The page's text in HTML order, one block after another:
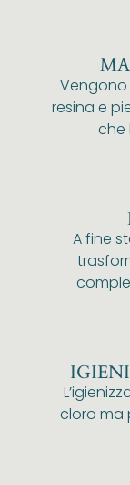
resina e
che
A fine
cloro ma